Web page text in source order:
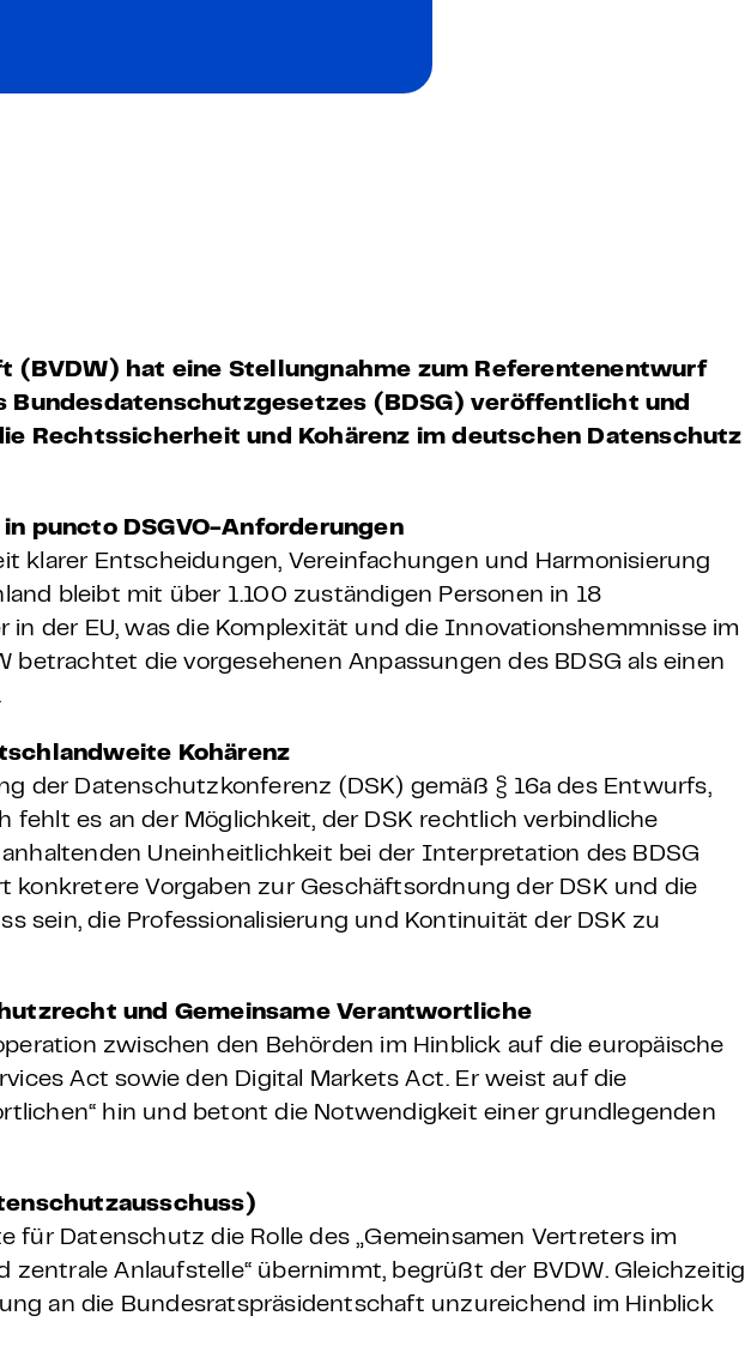
(BVDW) hat eine Stellungnahme zum Referentenentwurf
Bundesdatenschutzgesetzes (BDSG) veröffentlicht und
Rechtssicherheit und Kohärenz im deutschen Datenschutz
puncto DSGVO-Anforderungen
klarer Entscheidungen, Vereinfachungen und Harmonisierung
bleibt mit über 1.100 zuständigen Personen in 18
der EU, was die Komplexität und die Innovationshemmnisse im
betrachtet die vorgesehenen Anpassungen des BDSG als einen
Kohärenz
der Datenschutzkonferenz (DSK) gemäß § 16a des Entwurfs,
fehlt es an der Möglichkeit, der DSK rechtlich verbindliche
Uneinheitlichkeit bei der Interpretation des BDSG
konkretere Vorgaben zur Geschäftsordnung der DSK und die
sein, die Professionalisierung und Kontinuität der DSK zu
und Gemeinsame Verantwortliche
zwischen den Behörden im Hinblick auf die europäische
Act sowie den Digital Markets Act. Er weist auf die
hin und betont die Notwendigkeit einer grundlegenden
für Datenschutz die Rolle des „Gemeinsamen Vertreters im
zentrale Anlaufstelle“ übernimmt, begrüßt der BVDW. Gleichzeitig
an die Bundesratspräsidentschaft unzureichend im Hinblick